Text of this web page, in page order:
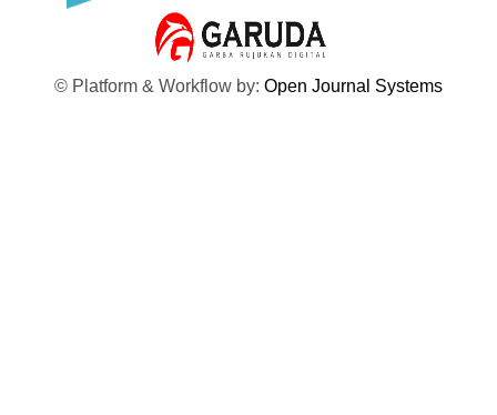
© Platform & Workflow by: Open Journal Systems